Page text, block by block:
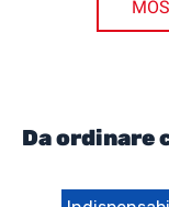
Da ordinare